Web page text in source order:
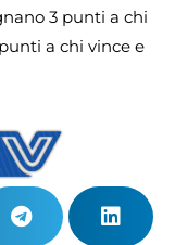
3 punti a chi
a chi vince e